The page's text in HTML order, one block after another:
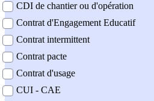
CDI de chantier ou d'opération
Contrat d'Engagement Educatif
Contrat intermittent
Contrat pacte
Contrat d'usage
CUI - CAE